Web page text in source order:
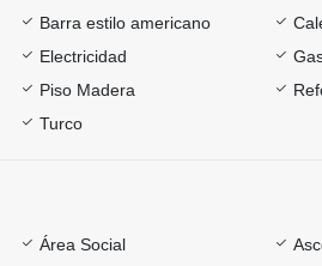
Barra estilo americano
Electricidad
Piso Madera
Turco
Área Social